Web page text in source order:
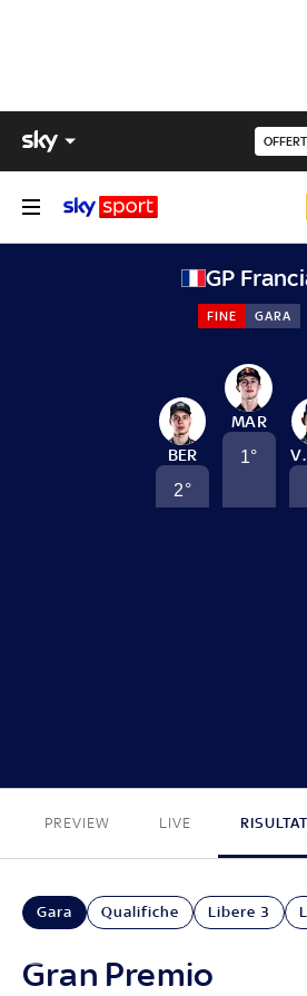
GP
FINE GARA
MAR
1°
BER
2°
PREVIEW LIVE
Gara Qualifiche Libere 3
Gran Premio